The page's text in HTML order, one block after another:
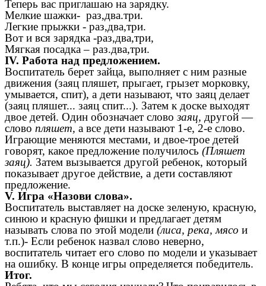
Теперь вас приглашаю на зарядку.
Мелкие шажки- раз,два.три.
Легкие прыжки - раз,два,три.
Вот и вся зарядка -раз,два,три,
Мягкая посадка – раз.два,три.
IV. Работа над предложением.
Воспитатель берет зайца, выполняет с ним разные
движения (заяц пляшет, прыгает, грызет морковку,
умывается, спит), а дети называют, что заяц делает
(заяц пляшет... заяц спит...). Затем к доске выходят
двое детей. Один обозначает словозаяц, другой —
слово пляшет, а все дети называют 1-е, 2-е слово.
Играющие меняются местами, и двое-трое детей
говорят, какое предложение получилось (Пляшет
заяц). Затем вызывается другой ребенок, который
показывает другое действие, а дети составляют
предложение.
V. Игра «Назови слова».
Воспитатель выставляет на доске зеленую, красную,
синюю и красную фишки и предлагает детям
называть слова по этой модели (лиса, река, мясо и
т.п.)- Если ребенок назвал слово неверно,
воспитатель читает его слово по модели и указывает
на ошибку. В конце игры определяется победитель.
Итог.